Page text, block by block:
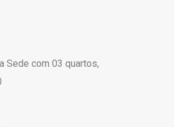
Sede com 03 quartos,